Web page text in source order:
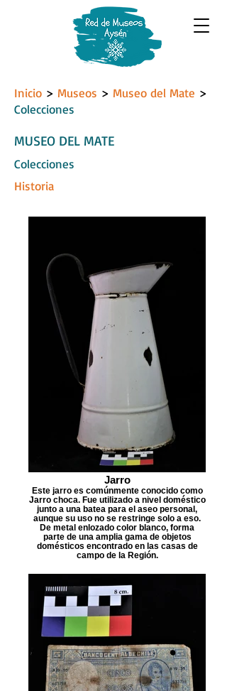
Inicio > Museos > Museo del Mate >
Colecciones
MUSEO DEL MATE
Colecciones
Historia
Jarro
Este jarro es comúnmente conocido como
Jarro choca. Fue utilizado a nivel doméstico
junto a una batea para el aseo personal,
aunque su uso no se restringe solo a eso.
De metal enlozado color blanco, forma
parte de una amplia gama de objetos
domésticos encontrado en las casas de
campo de la Región.